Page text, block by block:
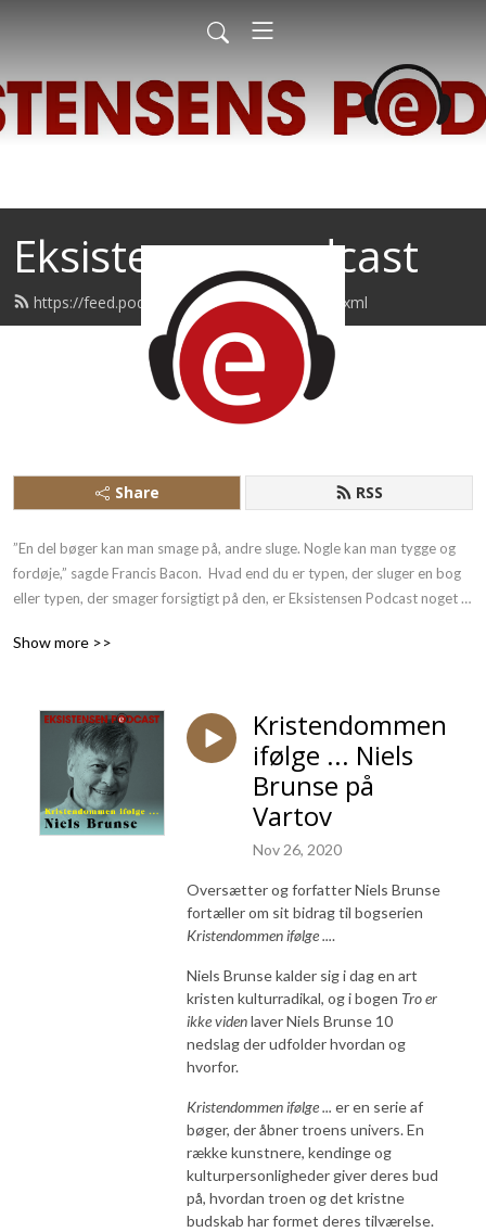
Eksistensen podcast
https://feed.podbean.com/eksistensen/feed.xml
Share RSS
”En del bøger kan man smage på, andre sluge. Nogle kan man tygge og
fordøje,” sagde Francis Bacon.  Hvad end du er typen, der sluger en bog
eller typen, der smager forsigtigt på den, er Eksistensen Podcast noget
stiller spørgsmål til livet, til døden og til alt det, der ligger midt imellem.
Show more >>
Kristendommen
ifølge ... Niels
Brunse på
Vartov
Nov 26, 2020
Oversætter og forfatter Niels Brunse
fortæller om sit bidrag til bogserien
Kristendommen ifølge ....
Niels Brunse kalder sig i dag en art
kristen kulturradikal, og i bogen Tro er
ikke videnlaver Niels Brunse 10
nedslag der udfolder hvordan og
hvorfor.
Kristendommen ifølge ... er en serie af
bøger, der åbner troens univers. En
række kunstnere, kendinge og
kulturpersonligheder giver deres bud
på, hvordan troen og det kristne
budskab har formet deres tilværelse.